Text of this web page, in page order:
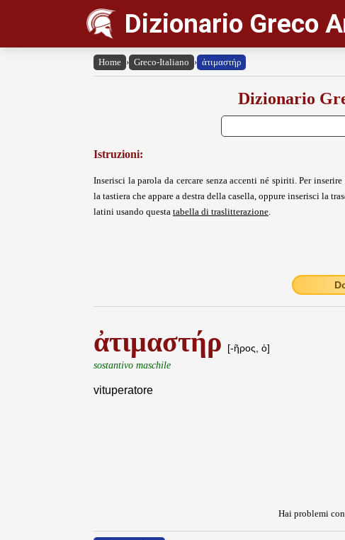
Dizionario Greco
Home › Greco-Italiano › ἀτιμαστήρ
Dizionario
Istruzioni:
Inserisci la parola da cercare senza accenti né spiriti. Per
la tastiera che appare a destra della casella, oppure inserisci la
latini usando questa tabella di traslitterazione.
ἀτιμαστήρ
[-ῆρος, ὁ]
sostantivo maschile
vituperatore
Hai problemi